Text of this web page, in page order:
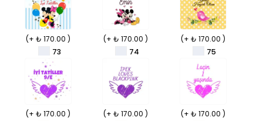
(+ ₺ 170.00 )
73
(+ ₺ 170.00 )
74
(+ ₺ 170.00 )
75
(+ ₺ 170.00 )
(+ ₺ 170.00 )
(+ ₺ 170.00 )